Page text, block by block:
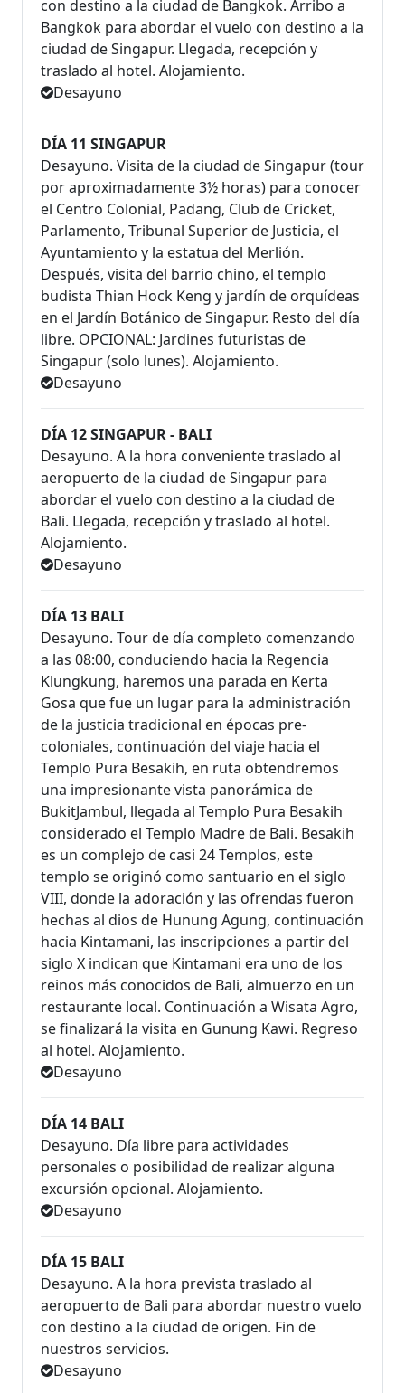
con destino a la ciudad de Bangkok. Arribo a
Bangkok para abordar el vuelo con destino a la
ciudad de Singapur. Llegada, recepción y
traslado al hotel. Alojamiento.
Desayuno
DÍA 11 SINGAPUR
Desayuno. Visita de la ciudad de Singapur (tour
por aproximadamente 3½ horas) para conocer
el Centro Colonial, Padang, Club de Cricket,
Parlamento, Tribunal Superior de Justicia, el
Ayuntamiento y la estatua del Merlión.
Después, visita del barrio chino, el templo
budista Thian Hock Keng y jardín de orquídeas
en el Jardín Botánico de Singapur. Resto del día
libre. OPCIONAL: Jardines futuristas de
Singapur (solo lunes). Alojamiento.
Desayuno
DÍA 12 SINGAPUR - BALI
Desayuno. A la hora conveniente traslado al
aeropuerto de la ciudad de Singapur para
abordar el vuelo con destino a la ciudad de
Bali. Llegada, recepción y traslado al hotel.
Alojamiento.
Desayuno
DÍA 13 BALI
Desayuno. Tour de día completo comenzando
a las 08:00, conduciendo hacia la Regencia
Klungkung, haremos una parada en Kerta
Gosa que fue un lugar para la administración
de la justicia tradicional en épocas pre-
coloniales, continuación del viaje hacia el
Templo Pura Besakih, en ruta obtendremos
una impresionante vista panorámica de
BukitJambul, llegada al Templo Pura Besakih
considerado el Templo Madre de Bali. Besakih
es un complejo de casi 24 Templos, este
templo se originó como santuario en el siglo
VIII, donde la adoración y las ofrendas fueron
hechas al dios de Hunung Agung, continuación
hacia Kintamani, las inscripciones a partir del
siglo X indican que Kintamani era uno de los
reinos más conocidos de Bali, almuerzo en un
restaurante local. Continuación a Wisata Agro,
se finalizará la visita en Gunung Kawi. Regreso
al hotel. Alojamiento.
Desayuno
DÍA 14 BALI
Desayuno. Día libre para actividades
personales o posibilidad de realizar alguna
excursión opcional. Alojamiento.
Desayuno
DÍA 15 BALI
Desayuno. A la hora prevista traslado al
aeropuerto de Bali para abordar nuestro vuelo
con destino a la ciudad de origen. Fin de
nuestros servicios.
Desayuno